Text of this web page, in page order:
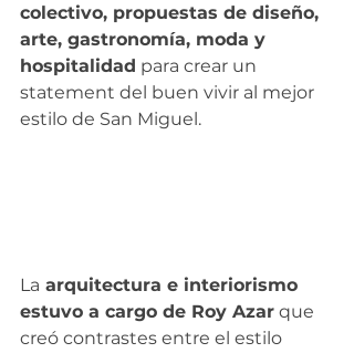
colectivo, propuestas de diseño,
arte, gastronomía, moda y
hospitalidad para crear un
statement del buen vivir al mejor
estilo de San Miguel.
La arquitectura e interiorismo
estuvo a cargo de Roy Azar que
creó contrastes entre el estilo